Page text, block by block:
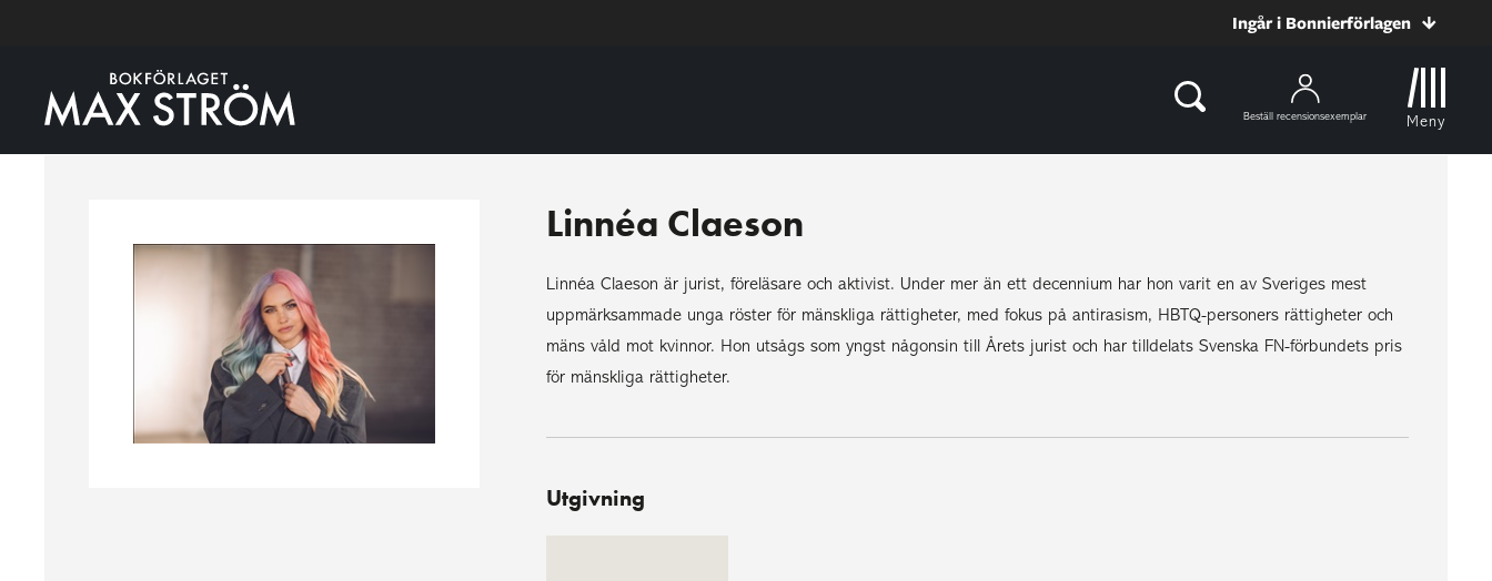
Ingår i Bonnierförlagen
Beställ recensionsexemplar Meny
Linnéa Claeson
Linnéa Claeson är jurist, föreläsare och aktivist. Under mer än ett decennium har hon varit en av Sveriges mest
uppmärksammade unga röster för mänskliga rättigheter, med fokus på antirasism, HBTQ-personers rättigheter och
mäns våld mot kvinnor. Hon utsågs som yngst någonsin till Årets jurist och har tilldelats Svenska FN-förbundets pris
för mänskliga rättigheter.
Utgivning